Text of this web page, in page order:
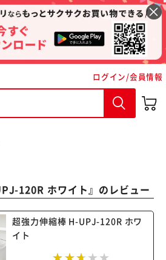
ログイン/会員情報
120R ホワイト』のレビュー
超強力伸縮棒 H-UPJ-120R ホワ
イト
購入手続きへ